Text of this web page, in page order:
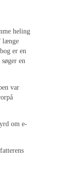
heling
længe
er en
en
var
om e-